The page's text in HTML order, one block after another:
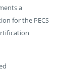
a
for the PECS